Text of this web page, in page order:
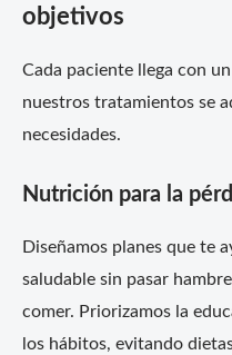
objetivos
Cada paciente llega con
nuestros tratamientos se
necesidades.
Nutrición para la
Diseñamos planes que te
saludable sin pasar
comer. Priorizamos la
los hábitos, evitando